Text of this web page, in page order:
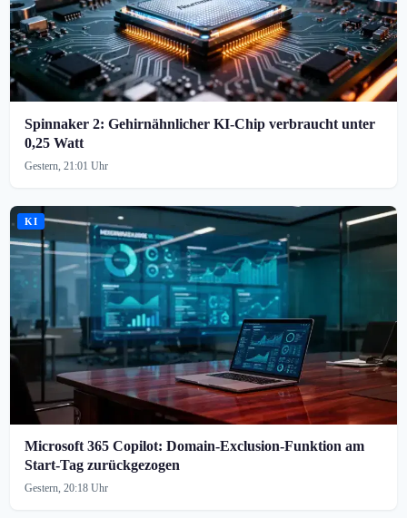
Spinnaker 2: Gehirnähnlicher KI-Chip verbraucht unter
0,25 Watt
Gestern, 21:01 Uhr
KI
Microsoft 365 Copilot: Domain-Exclusion-Funktion am
Start-Tag zurückgezogen
Gestern, 20:18 Uhr